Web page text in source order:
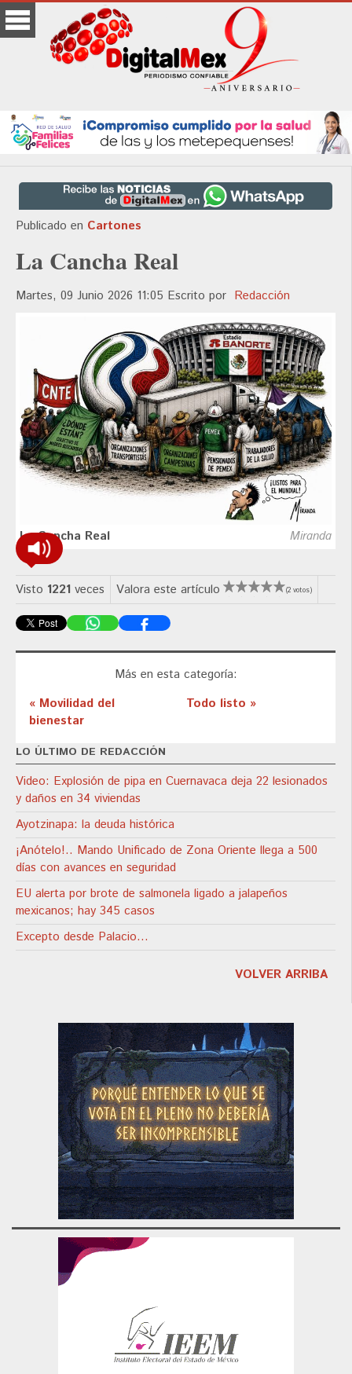
Publicado en Cartones
La Cancha Real
Martes, 09 Junio 2026 11:05 Escrito por Redacción
La Cancha Real Miranda
Visto 1221 veces Valora este artículo (2 votos)
Más en esta categoría:
« Movilidad del
bienestar
Todo listo »
LO ÚLTIMO DE REDACCIÓN
Video: Explosión de pipa en Cuernavaca deja 22 lesionados
y daños en 34 viviendas
Ayotzinapa: la deuda histórica
¡Anótelo!.. Mando Unificado de Zona Oriente llega a 500
días con avances en seguridad
EU alerta por brote de salmonela ligado a jalapeños
mexicanos; hay 345 casos
Excepto desde Palacio…
VOLVER ARRIBA